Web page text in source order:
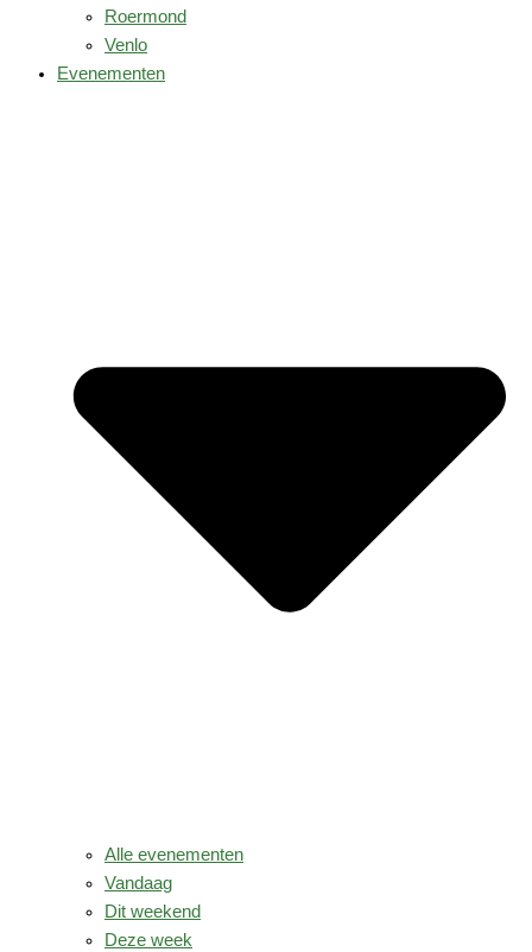
Roermond
Venlo
Evenementen
Alle evenementen
Vandaag
Dit weekend
Deze week